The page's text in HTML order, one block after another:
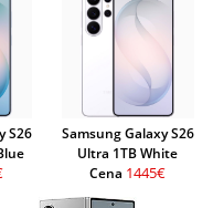
S26
Samsung Galaxy S26
Ultra 1TB White
Cena 1445€